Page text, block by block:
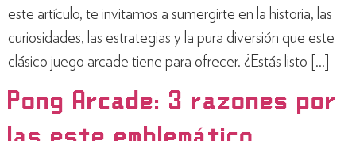
este artículo, te invitamos a sumergirte en la historia, las
curiosidades, las estrategias y la pura diversión que este
clásico juego arcade tiene para ofrecer. ¿Estás listo […]
Pong Arcade: 3 razones por